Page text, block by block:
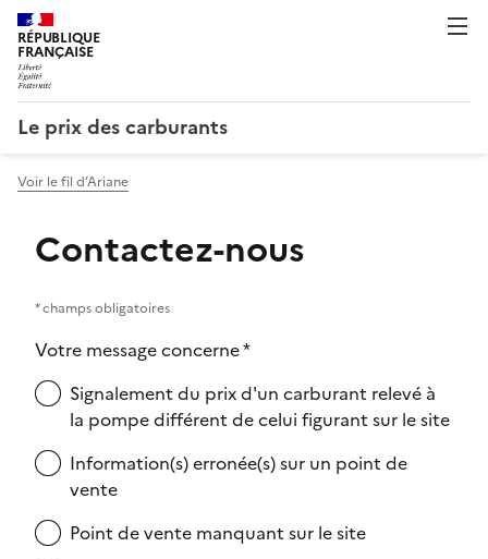
RÉPUBLIQUE
FRANÇAISE
Le prix des carburants
Voir le fil d’Ariane
Contactez-nous
* champs obligatoires
Votre message concerne *
Signalement du prix d'un carburant relevé à
la pompe différent de celui figurant sur le site
Information(s) erronée(s) sur un point de
vente
Point de vente manquant sur le site